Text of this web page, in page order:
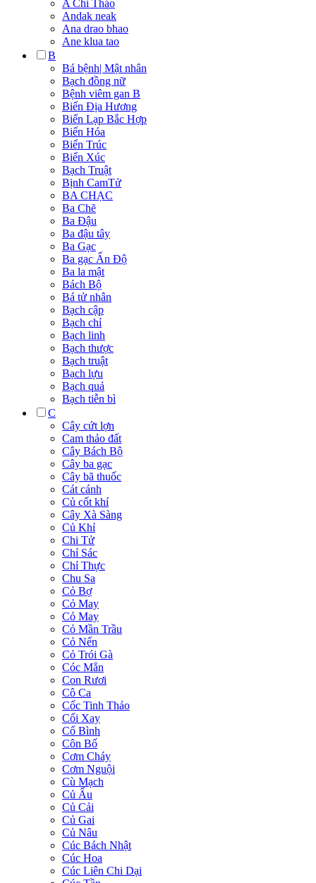
A Chỉ Thảo
Andak neak
Ana drao bhao
Ane klua tao
B
Bá bệnh| Mật nhân
Bạch đồng nữ
Bệnh viêm gan B
Biến Địa Hương
Biến Lạp Bắc Hợp
Biến Hóa
Biển Trúc
Biển Xúc
Bạch Truật
Bịnh CamTử
BA CHẠC
Ba Chẽ
Ba Đậu
Ba đậu tây
Ba Gạc
Ba gạc Ấn Độ
Ba la mật
Bách Bộ
Bá tử nhân
Bạch cập
Bạch chỉ
Bạch linh
Bạch thược
Bạch truật
Bạch lựu
Bạch quả
Bạch tiễn bì
C
Cây cứt lợn
Cam thảo đất
Cây Bách Bộ
Cây ba gạc
Cây bã thuốc
Cát cánh
Củ cốt khí
Cây Xà Sàng
Củ Khỉ
Chi Tử
Chỉ Sác
Chỉ Thực
Chu Sa
Cỏ Bợ
Cỏ May
Cỏ May
Cỏ Mần Trầu
Cỏ Nến
Cỏ Trói Gà
Cóc Mẳn
Con Rươi
Cô Ca
Cốc Tinh Thảo
Cối Xay
Cổ Bình
Côn Bố
Cơm Cháy
Cơm Nguội
Cù Mạch
Củ Ấu
Củ Cải
Củ Gai
Củ Nâu
Cúc Bách Nhật
Cúc Hoa
Cúc Liên Chi Dại